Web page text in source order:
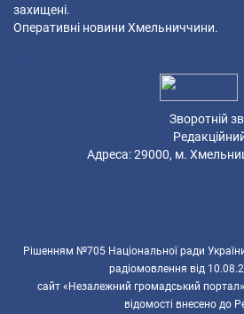
захищені.
Оперативні новини Хмельниччини.
Зворотній
Редакційний
Адреса: 29000, м.
Рішенням №705 Національної ради
радіомовлення від
сайт «Незалежний громадський
відомості внесено до